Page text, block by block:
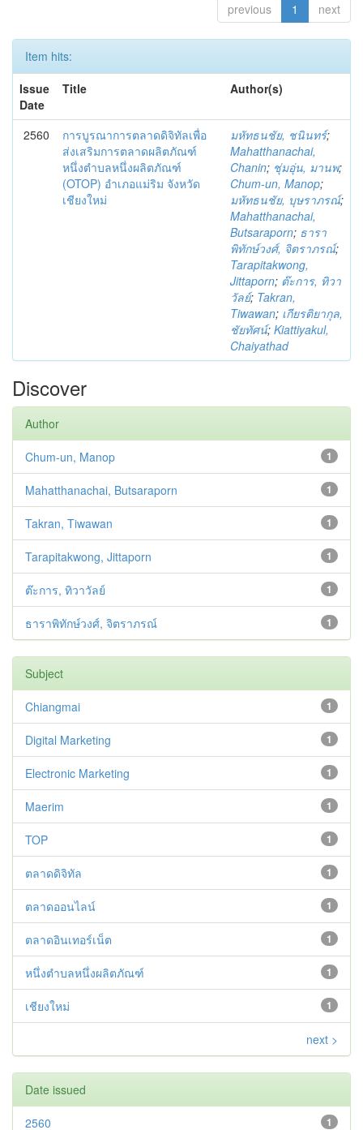
previous 1 next
Item hits:
Issue
Date
Title Author(s)
2560
การบูรณาการตลาดดิจิทัลเพื่อ
ส่งเสริมการตลาดผลิตภัณฑ์
หนึ่งตำบลหนึ่งผลิตภัณฑ์
(OTOP) อำเภอแม่ริม จังหวัด
เชียงใหม่
มหัทธนชัย, ชนินทร์;
Mahatthanachai,
Chanin; ชุ่มอุ่น, มานพ;
Chum-un, Manop;
มหัทธนชัย, บุษราภรณ์;
Mahatthanachai,
Butsaraporn; ธารา
พิทักษ์วงศ์, จิตราภรณ์;
Tarapitakwong,
Jittaporn; ต๊ะการ, ทิวา
วัลย์; Takran,
Tiwawan; เกียรติยากุล,
ชัยทัศน์; Kiattiyakul,
Chaiyathad
Discover
Author
1
Chum-un, Manop
1
Mahatthanachai, Butsaraporn
1
Takran, Tiwawan
1
Tarapitakwong, Jittaporn
1
ต๊ะการ, ทิวาวัลย์
1
ธาราพิทักษ์วงศ์, จิตราภรณ์
Subject
1
Chiangmai
1
Digital Marketing
1
Electronic Marketing
1
Maerim
1
TOP
1
ตลาดดิจิทัล
1
ตลาดออนไลน์
1
ตลาดอินเทอร์เน็ต
1
หนึ่งตำบลหนึ่งผลิตภัณฑ์
1
เชียงใหม่
next >
Date issued
1
2560